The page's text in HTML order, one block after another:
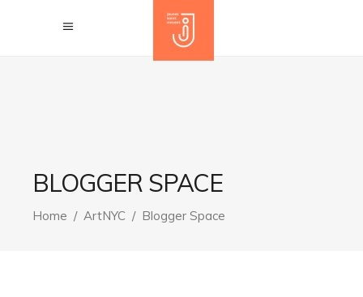
BLOGGER SPACE
Home / ArtNYC / Blogger Space